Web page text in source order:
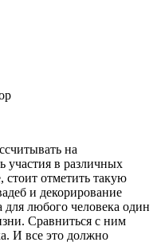
на
участия в различных
стоит отметить такую
и декорирование
любого человека один
Сравниться с ним
И все это должно